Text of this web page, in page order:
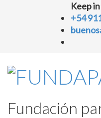
Keep
+54
Fundación